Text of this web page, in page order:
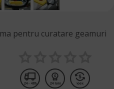
pentru curatare geamuri
24 - 48h 24 luni